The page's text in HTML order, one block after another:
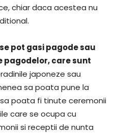
chiar daca acestea nu
pot gasi pagode sau
care sunt
japoneze sau
sa poata pune la
poata fi tinute ceremonii
care se ocupa cu
si receptii de nunta